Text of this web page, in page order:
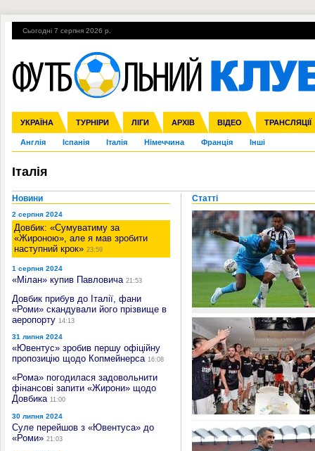
Сьогодні 7 серпня 2026 р.
УКРАЇНА ТУРНІРИ ЛІГИ АРХІВ ВІДЕО ТРАНСЛЯЦІЇ
Збірна Прем'єр-ліга Перша ліга Друга ліга Кубок України
Ліга чемпіонів Ліга Європи Міжнародні Ліга націй Ліга
Англія Іспанія Італія Німеччина Франція Інші
ЧС-2014 ЄВРО-2016 Росія Кубок конфедерацій ЧЄ-2015 (U-
Гарячі теми УПЛ, 1-й тур ВІЙНА УПЛ-ПЕРЕХОДИ
Італія
Новини
2 серпня 2024
Довбик: «Сумуватиму за
«Жироною», але я мав зробити
наступний крок» 23:59
1 серпня 2024
«Мілан» купив Павловича 21:53
Довбик прибув до Італії, фани
«Роми» скандували його прізвище в
аеропорту 14:13
31 липня 2024
«Ювентус» зробив першу офіційну
пропозицію щодо Копмейнерса 16:08
«Рома» погодилася задовольнити
фінансові запити «Жирони» щодо
Довбика 11:00
30 липня 2024
Суле перейшов з «Ювентуса» до
«Роми» 21:03
Статті